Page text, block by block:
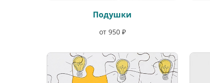
Подушки
от 950 ₽